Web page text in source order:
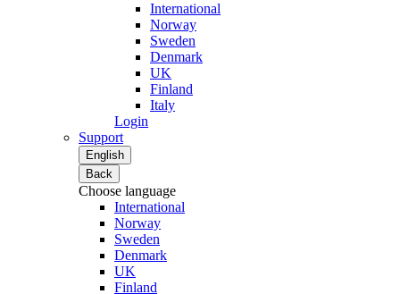
International
Norway
Sweden
Denmark
UK
Finland
Italy
Login
Support
English
Back
Choose language
International
Norway
Sweden
Denmark
UK
Finland